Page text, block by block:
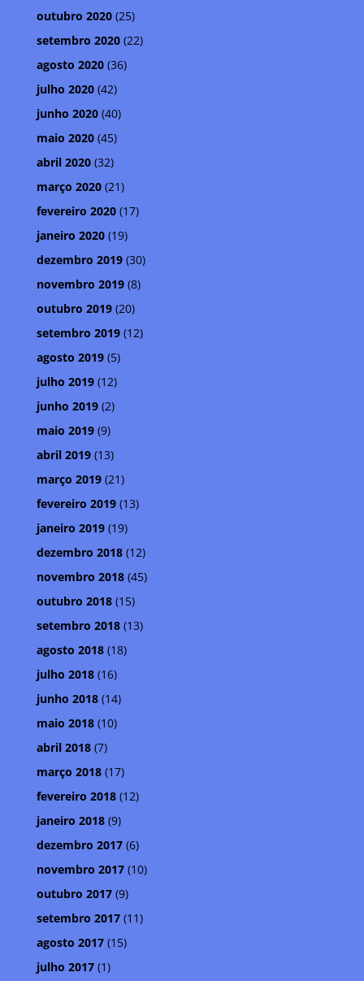
outubro 2020(25)
setembro 2020(22)
agosto 2020(36)
julho 2020(42)
junho 2020(40)
maio 2020(45)
abril 2020(32)
março 2020(21)
fevereiro 2020(17)
janeiro 2020(19)
dezembro 2019(30)
novembro 2019(8)
outubro 2019(20)
setembro 2019(12)
agosto 2019(5)
julho 2019(12)
junho 2019(2)
maio 2019(9)
abril 2019(13)
março 2019(21)
fevereiro 2019(13)
janeiro 2019(19)
dezembro 2018(12)
novembro 2018(45)
outubro 2018(15)
setembro 2018(13)
agosto 2018(18)
julho 2018(16)
junho 2018(14)
maio 2018(10)
abril 2018(7)
março 2018(17)
fevereiro 2018(12)
janeiro 2018(9)
dezembro 2017(6)
novembro 2017(10)
outubro 2017(9)
setembro 2017(11)
agosto 2017(15)
julho 2017(1)